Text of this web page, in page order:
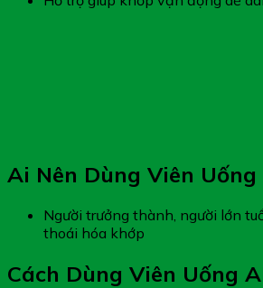
Ai Nên Dùng Viên Uống
Người trưởng thành, người lớn
thoái hóa khớp
Cách Dùng Viên Uống